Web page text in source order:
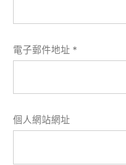
電子郵件地址 *
個人網站網址